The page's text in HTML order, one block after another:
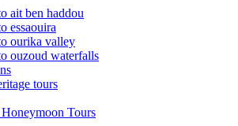
ait ben haddou
essaouira
ourika valley
ouzoud waterfalls
tours
Tours